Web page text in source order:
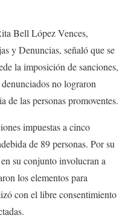
Bell López Vences,
y Denuncias, señaló que se
la imposición de sanciones,
no lograron
de las personas promoventes.
impuestas a cinco
de 89 personas. Por su
su conjunto involucran a
los elementos para
con el libre consentimiento